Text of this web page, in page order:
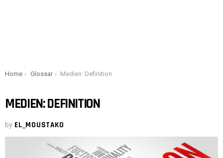
You are here:
Home Glossar Medien: Definition
MEDIEN: DEFINITION
by EL_MOUSTAKO